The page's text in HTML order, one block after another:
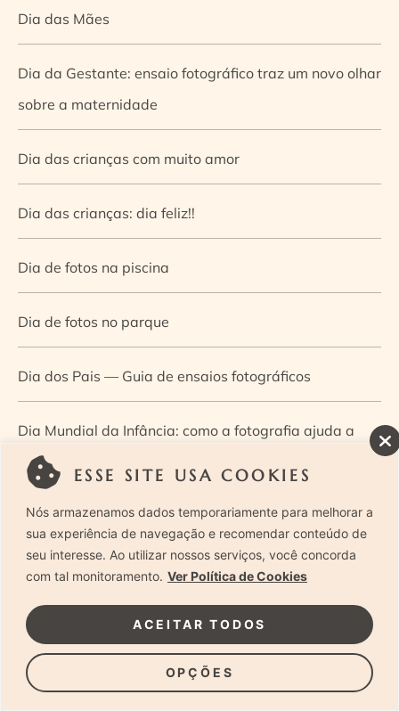
ESSE SITE USA COOKIES
Nós armazenamos dados temporariamente para melhorar a
sua experiência de navegação e recomendar conteúdo de
seu interesse. Ao utilizar nossos serviços, você concorda
com tal monitoramento. Ver Política de Cookies
OPÇÕES
ACEITAR TODOS
Dia das Mães
Dia da Gestante: ensaio fotográfico traz um novo olhar
sobre a maternidade
Dia das crianças com muito amor
Dia das crianças: dia feliz!!
Dia de fotos na piscina
Dia de fotos no parque
Dia dos Pais — Guia de ensaios fotográficos
Dia Mundial da Infância: como a fotografia ajuda a
construir a memória e a identidade da criança
Diário de uma grávida e sua pequena
Dica de especialista: como otimizar o fluxo de trabalho
no ensaio newborn?
Dica de especialista: qual o melhor guia de poses para
fotografia newborn?